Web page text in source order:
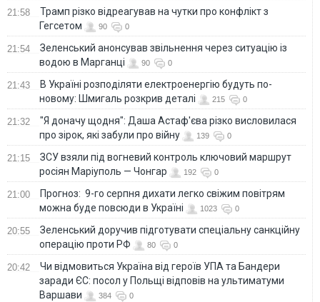
21:58
Трамп різко відреагував на чутки про конфлікт з
Гегсетом
90 0
21:54
Зеленський анонсував звільнення через ситуацію із
водою в Марганці
90 0
21:43
В Україні розподіляти електроенергію будуть по-
новому: Шмигаль розкрив деталі
215 0
21:32
"Я доначу щодня": Даша Астаф'єва різко висловилася
про зірок, які забули про війну
139 0
21:15
ЗСУ взяли під вогневий контроль ключовий маршрут
росіян Маріуполь — Чонгар
192 0
21:00
Прогноз: 9-го серпня дихати легко свіжим повітрям
можна буде повсюди в Україні
1023 0
20:55
Зеленський доручив підготувати спеціальну санкційну
операцію проти РФ
80 0
20:42
Чи відмовиться Україна від героїв УПА та Бандери
заради ЄС: посол у Польщі відповів на ультиматуми
Варшави
384 0